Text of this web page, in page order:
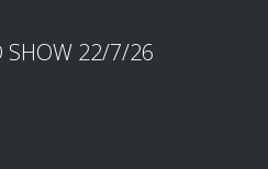
SHOW 22/7/26